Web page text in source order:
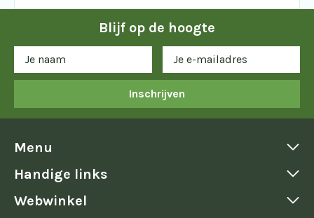
Blijf op de hoogte
Inschrijven
Menu
Handige links
Webwinkel